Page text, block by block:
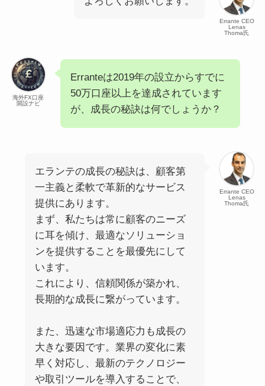
Errante CEO
Lenas
Thoma氏
海外FX口座
開設ナビ
Erranteは2019年の設立からすでに
50万口座以上を達成されています
が、成長の秘訣は何でしょうか？
Errante CEO
Lenas
Thoma氏
エランテの成長の秘訣は、顧客第
一主義と柔軟で革新的なサービス
提供にあります。
まず、私たちは常に顧客のニーズ
に耳を傾け、最適なソリューショ
ンを提供することを最優先にして
います。
これにより、信頼関係が築かれ、
長期的な成長に繋がっています。
また、迅速な市場適応力も成長の
大きな要因です。業界の変化に素
早く対応し、最新のテクノロジー
や取引ツールを導入することで、